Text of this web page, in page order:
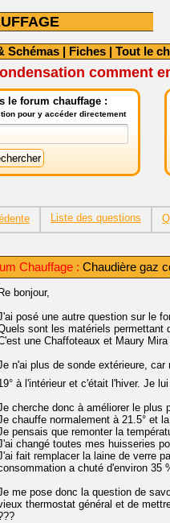
Schémas | Fiches | Tout le
comment
le forum chauffage :
pour y accéder directement
Liste des questions
Chauffage : Chaudière gaz
Re bonjour,
posé une autre question sur le
sont les matériels permettant
une Chaffoteaux et Maury Mira
n'ai plus de sonde extérieure,
à l'intérieur et c'était l'hiver. Je
cherche donc à améliorer le plus
chauffe normalement à 21.5° et
pensais que remonter la
changé toutes mes huisseries
fait remplacer la laine de verre
a chuté d'environ 35
me pose donc la question de
thermostat général et de